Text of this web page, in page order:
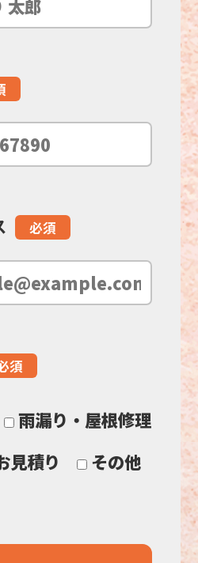
必須
須
雨漏り・屋根修理
見積り
その他